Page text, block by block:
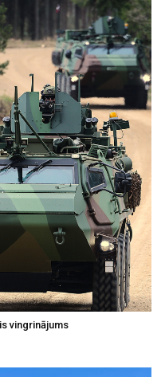
vingrinājums